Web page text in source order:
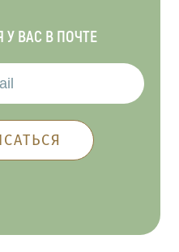
ВАС В ПОЧТЕ